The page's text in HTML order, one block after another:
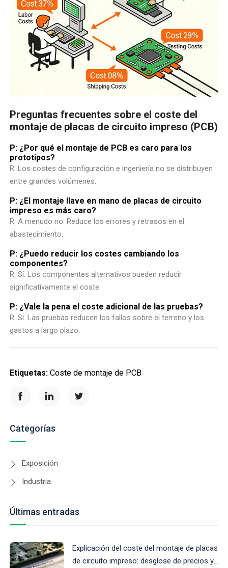
Preguntas frecuentes sobre el coste del
montaje de placas de circuito impreso (PCB)
P: ¿Por qué el montaje de PCB es caro para los
prototipos?
R: Los costes de configuración e ingeniería no se distribuyen
entre grandes volúmenes.
P: ¿El montaje llave en mano de placas de circuito
impreso es más caro?
R: A menudo no. Reduce los errores y retrasos en el
abastecimiento.
P: ¿Puedo reducir los costes cambiando los
componentes?
R: Sí. Los componentes alternativos pueden reducir
significativamente el coste.
P: ¿Vale la pena el coste adicional de las pruebas?
R: Sí. Las pruebas reducen los fallos sobre el terreno y los
gastos a largo plazo.
Etiquetas: Coste de montaje de PCB
Categorías
Exposición
Industria
Últimas entradas
Explicación del coste del montaje de placas
de circuito impreso: desglose de precios y